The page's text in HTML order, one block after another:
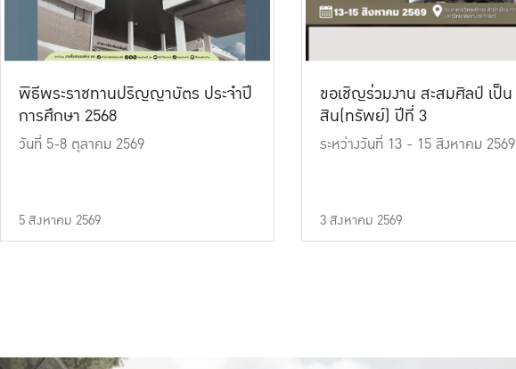
พิธีพระราชทานปริญญาบัตร ประจำปี
การศึกษา 2568
วันที่ 5-8 ตุลาคม 2569
5 สิงหาคม 2569
ขอเชิญร่วมงาน สะสมศิลป์ เป็น
สิน(ทรัพย์) ปีที่ 3
ระหว่างวันที่ 13 - 15 สิงหาคม 2569
3 สิงหาคม 2569